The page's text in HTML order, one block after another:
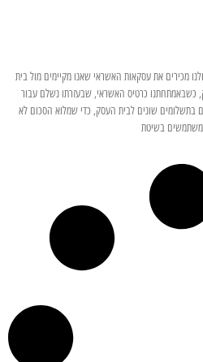
מכירים את עסקאות האשראי שאנו מקיימים מול בית
כשבאמתחתנו כרטיס האשראי, שבעזרתו נשלם עבור
בתשלומים שונים לבית העסק, כדי שמלוא הסכום לא
בשיטת